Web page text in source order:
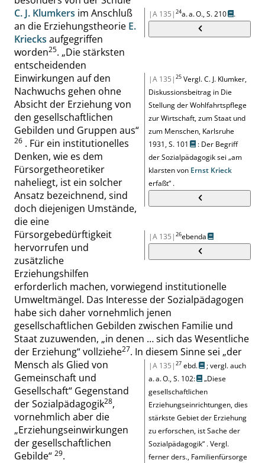
|A 135| 24a. a. O.,S. 210 .
C. J. Klumkers im Anschluß
an die Erziehungstheorie E.
Kriecks aufgegriffen
worden25
|A 135| 25 Vergl. C. J. Klumker,
Diskussionsbeitrag in Die
Stellung der Wohlfahrtspflege
zur Wirtschaft, zum Staat und
zum Menschen, Karlsruhe
1931,S. 101
: Der Begriff
der Sozialpädagogik sei „am
klarsten von Ernst Krieck
erfaßt“ .
. „Die stärksten
entscheidenden
Einwirkungen auf den
Nachwuchs gehen ohne
Absicht der Erziehung von
den gesellschaftlichen
Gebilden und Gruppen aus“
26
|A 135| 26ebenda
. Für ein institutionelles
Denken, wie es dem
Fürsorgetheoretiker
naheliegt, ist ein solcher
Ansatz bezeichnend, sind
doch diejenigen Umstände,
die eine
Fürsorgebedürftigkeit
hervorrufen und
zusätzliche
Erziehungshilfen
erforderlich machen, vorwiegend institutionelle
Umweltmängel. Das Interesse der Sozialpädagogen
habe sich daher vornehmlich jenen
gesellschaftlichen Gebilden zwischen Familie und
Staat zuzuwenden, „in denen … sich das Wesentliche
der Erziehung“vollziehe27
|A 135| 27 ebd.
; vergl. auch
a. a. O.,S. 102: „Diese
gesellschaftlichen
Erziehungseinrichtungen, dies
stärkste Gebiet der Erziehung
zu erforschen, ist Sache der
Sozialpädagogik“ .Vergl.
ferner ders., Familienfürsorge
. In diesem Sinne sei „der
Mensch als Glied von
Gemeinschaft und
Gesellschaft“ Gegenstand
der Sozialpädagogik28,
vornehmlich aber die
„Erziehungseinwirkungen
der gesellschaftlichen
Gebilde“ 29.